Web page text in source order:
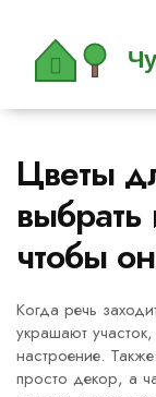
Цветы
выбрать
чтобы
Когда речь
украшают
настроение.
просто декор, а